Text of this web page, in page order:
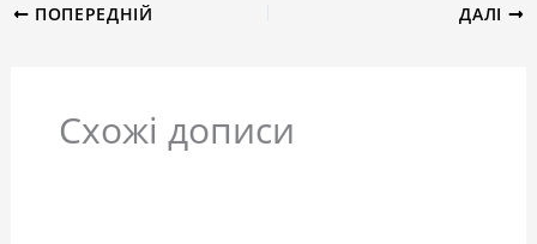
ПОПЕРЕДНІЙ ДАЛІ
Схожі дописи